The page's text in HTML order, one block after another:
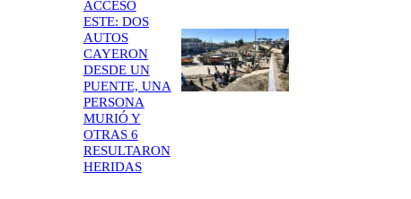
ACCESO
ESTE: DOS
AUTOS
CAYERON
DESDE UN
PUENTE, UNA
PERSONA
MURIÓ Y
OTRAS 6
RESULTARON
HERIDAS